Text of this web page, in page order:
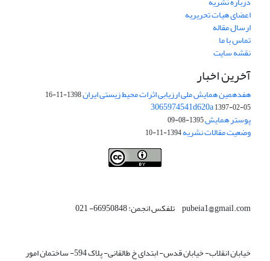
اعضای هیات تحریریه
ارسال مقاله
تماس با ما
نقشه سایت
آخرین اخبار
هفدهمین همایش ملی ارزیابی اثرات محیط زیستی ایران1398-11-16
3065974541d620a1397-02-05
پوستر همایش1395-08-09
وضعیت مقالات نشریه1394-11-10
pubeia1@gmail.com تلفکس انجمن: 66950848- 021
خیابان انقلاب- خیابان قدس- ابتدای خ طالقانی- پلاک 594- ساختمان امور